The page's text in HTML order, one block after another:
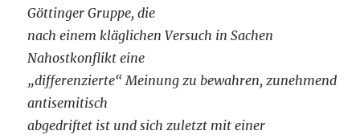
Göttinger Gruppe, die
nach einem kläglichen Versuch in Sachen
Nahostkonflikt eine
„differenzierte“ Meinung zu bewahren, zunehmend
antisemitisch
abgedriftet ist und sich zuletzt mit einer